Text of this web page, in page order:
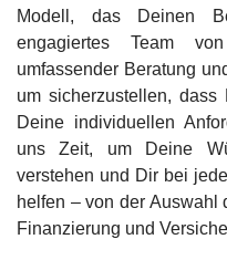
Modell, das Deinen
engagiertes Team
umfassender Beratung
um sicherzustellen,
Deine individuellen
uns Zeit, um Deine
verstehen und Dir bei
helfen – von der
Finanzierung und